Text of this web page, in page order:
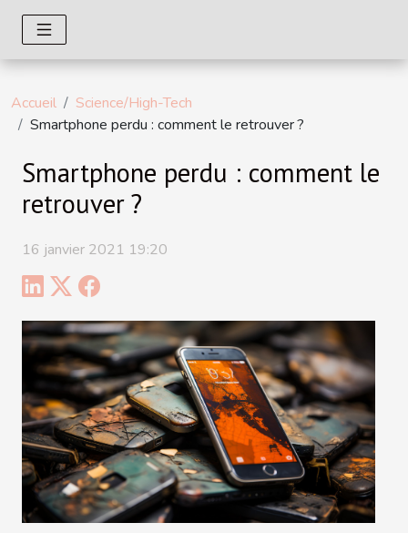
Accueil
Science/High-Tech
Smartphone perdu : comment le retrouver ?
Smartphone perdu : comment le
retrouver ?
16 janvier 2021 19:20